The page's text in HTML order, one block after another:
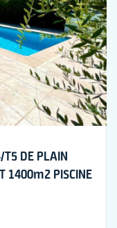
T5 DE PLAIN
1400m2 PISCINE